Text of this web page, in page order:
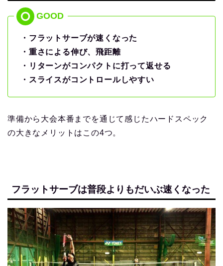
・フラットサーブが速くなった
・重さによる伸び、飛距離
・リターンがコンパクトに打って返せる
・スライスがコントロールしやすい
準備から大会本番までを通じて感じたハードスペック
の大きなメリットはこの4つ。
フラットサーブは普段よりもだいぶ速くなった